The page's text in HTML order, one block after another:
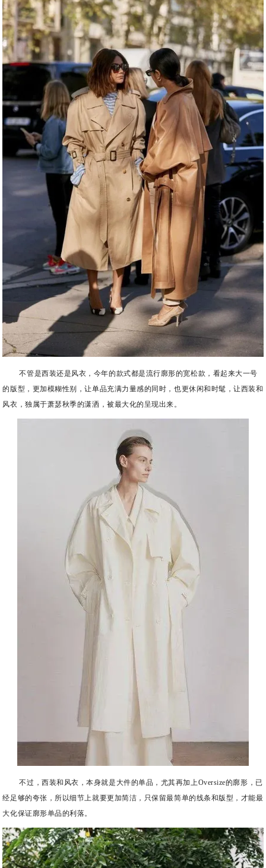
不管是西装还是风衣，今年的款式都是流行廓形的宽松款，看起来大一号
的版型，更加模糊性别，让单品充满力量感的同时，也更休闲和时髦，让西装和
风衣，独属于萧瑟秋季的潇洒，被最大化的呈现出来。
不过，西装和风衣，本身就是大件的单品，尤其再加上Oversize的廓形，已
经足够的夸张，所以细节上就要更加简洁，只保留最简单的线条和版型，才能最
大化保证廓形单品的利落。